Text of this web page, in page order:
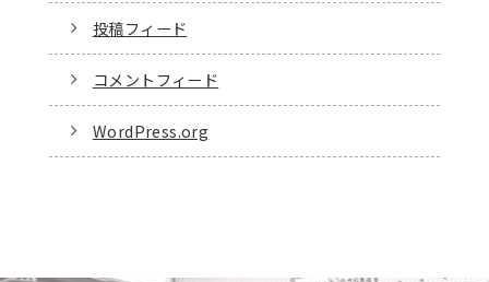
投稿フィード
コメントフィード
WordPress.org